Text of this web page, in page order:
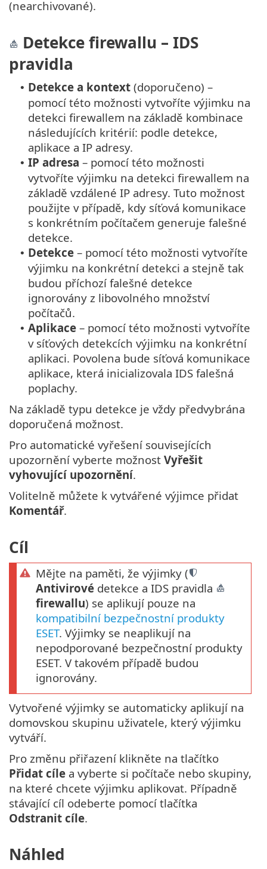
(nearchivované).
Detekce firewallu – IDS
pravidla
• Detekce a kontext (doporučeno) –
pomocí této možnosti vytvoříte výjimku na
detekci firewallem na základě kombinace
následujících kritérií: podle detekce,
aplikace a IP adresy.
• IP adresa – pomocí této možnosti
vytvoříte výjimku na detekci firewallem na
základě vzdálené IP adresy. Tuto možnost
použijte v případě, kdy síťová komunikace
s konkrétním počítačem generuje falešné
detekce.
• Detekce – pomocí této možnosti vytvoříte
výjimku na konkrétní detekci a stejně tak
budou příchozí falešné detekce
ignorovány z libovolného množství
počítačů.
• Aplikace – pomocí této možnosti vytvoříte
v síťových detekcích výjimku na konkrétní
aplikaci. Povolena bude síťová komunikace
aplikace, která inicializovala IDS falešná
poplachy.
Na základě typu detekce je vždy předvybrána
doporučená možnost.
Pro automatické vyřešení souvisejících
upozornění vyberte možnost Vyřešit
vyhovující upozornění.
Volitelně můžete k vytvářené výjimce přidat
Komentář.
Cíl
Mějte na paměti, že výjimky (
Antivirové detekce a IDS pravidla
firewallu) se aplikují pouze na
kompatibilní bezpečnostní produkty
ESET. Výjimky se neaplikují na
nepodporované bezpečnostní produkty
ESET. V takovém případě budou
ignorovány.
Vytvořené výjimky se automaticky aplikují na
domovskou skupinu uživatele, který výjimku
vytváří.
Pro změnu přiřazení klikněte na tlačítko
Přidat cíle a vyberte si počítače nebo skupiny,
na které chcete výjimku aplikovat. Případně
stávající cíl odeberte pomocí tlačítka
Odstranit cíle.
Náhled